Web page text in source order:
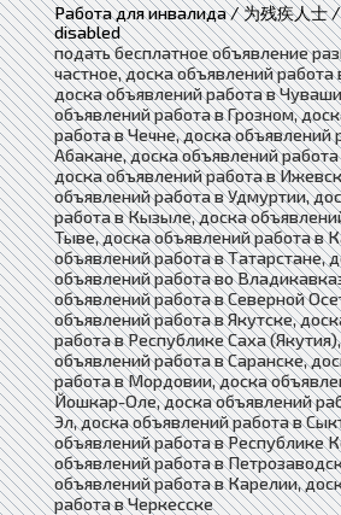
Работа для инвалида / 为残疾人士
disabled
подать бесплатное объявление
частное, доска объявлений работа
доска объявлений работа в
объявлений работа в Грозном,
работа в Чечне, доска объявлений
Абакане, доска объявлений
доска объявлений работа в
объявлений работа в Удмуртии,
работа в Кызыле, доска
Тыве, доска объявлений работа в
объявлений работа в Татарстане,
объявлений работа во
объявлений работа в Северной
объявлений работа в Якутске,
работа в Республике Саха
объявлений работа в Саранске,
работа в Мордовии, доска
Йошкар-Оле, доска объявлений
Эл, доска объявлений работа в
объявлений работа в Республике
объявлений работа в
объявлений работа в Карелии,
работа в Черкесске